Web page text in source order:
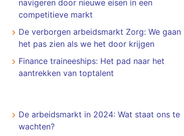
navigeren door nieuwe eisen in een
competitieve markt
De verborgen arbeidsmarkt Zorg: We gaan
het pas zien als we het door krijgen
Finance traineeships: Het pad naar het
aantrekken van toptalent
De arbeidsmarkt in 2024: Wat staat ons te
wachten?